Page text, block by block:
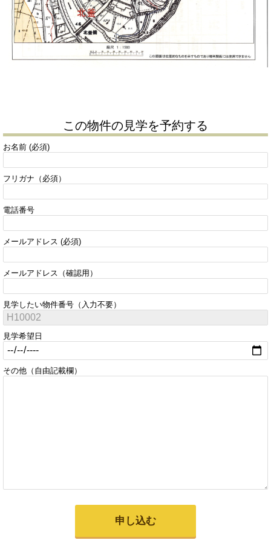
この物件の見学を予約する
お名前 (必須)
フリガナ（必須）
電話番号
メールアドレス (必須)
メールアドレス（確認用）
見学したい物件番号（入力不要）
見学希望日
その他（自由記載欄）